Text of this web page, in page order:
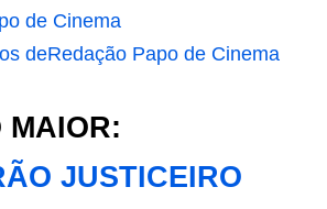
de Cinema
deRedação Papo de Cinema
MAIOR:
JUSTICEIRO